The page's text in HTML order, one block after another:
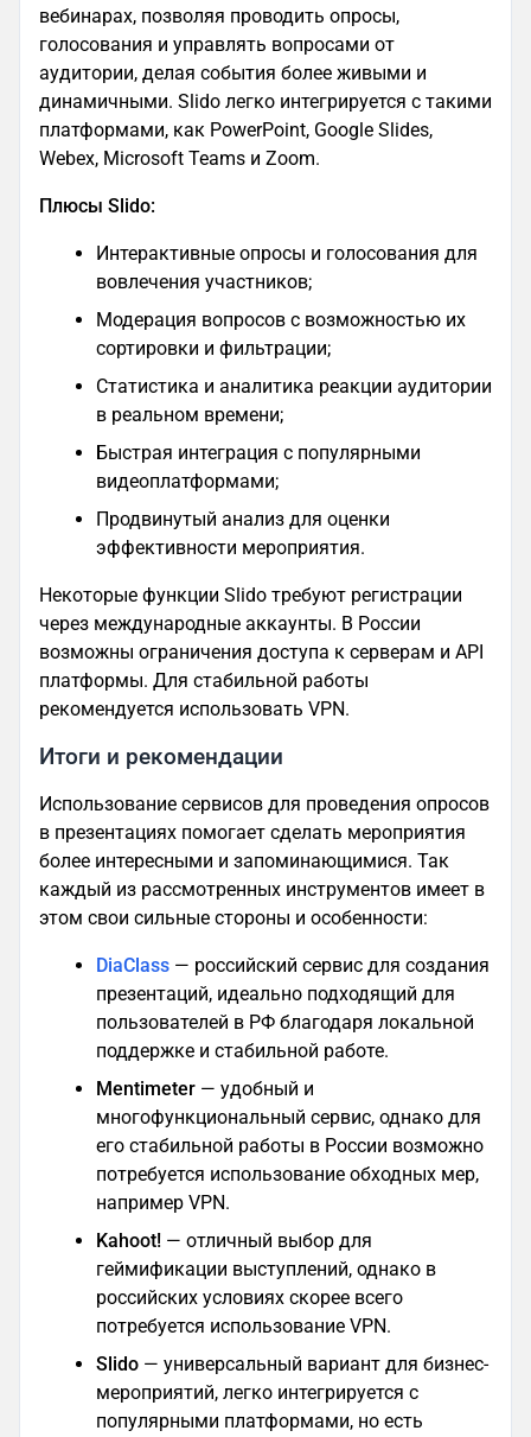
вебинарах, позволяя проводить опросы,
голосования и управлять вопросами от
аудитории, делая события более живыми и
динамичными. Slido легко интегрируется с такими
платформами, как PowerPoint, Google Slides,
Webex, Microsoft Teams и Zoom.
Плюсы Slido:
Интерактивные опросы и голосования для
вовлечения участников;
Модерация вопросов с возможностью их
сортировки и фильтрации;
Статистика и аналитика реакции аудитории
в реальном времени;
Быстрая интеграция с популярными
видеоплатформами;
Продвинутый анализ для оценки
эффективности мероприятия.
Некоторые функции Slido требуют регистрации
через международные аккаунты. В России
возможны ограничения доступа к серверам и API
платформы. Для стабильной работы
рекомендуется использовать VPN.
Итоги и рекомендации
Использование сервисов для проведения опросов
в презентациях помогает сделать мероприятия
более интересными и запоминающимися. Так
каждый из рассмотренных инструментов имеет в
этом свои сильные стороны и особенности:
DiaClass — российский сервис для создания
презентаций, идеально подходящий для
пользователей в РФ благодаря локальной
поддержке и стабильной работе.
Mentimeter — удобный и
многофункциональный сервис, однако для
его стабильной работы в России возможно
потребуется использование обходных мер,
например VPN.
Kahoot! — отличный выбор для
геймификации выступлений, однако в
российских условиях скорее всего
потребуется использование VPN.
Slido — универсальный вариант для бизнес-
мероприятий, легко интегрируется с
популярными платформами, но есть